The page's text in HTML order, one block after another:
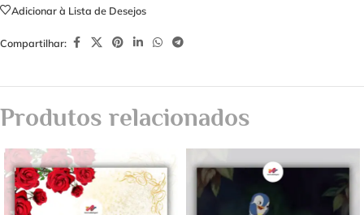
Adicionar à Lista de Desejos
Compartilhar:
Produtos relacionados